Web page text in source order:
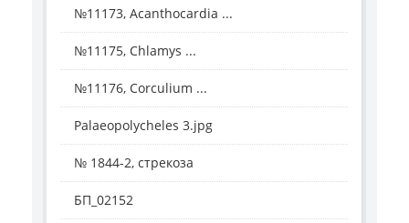
№11173, Acanthocardia ...
№11175, Chlamys ...
№11176, Corculium ...
Palaeopolycheles 3.jpg
№ 1844-2, стрекоза
БП_02152